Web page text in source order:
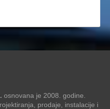
osnovana je 2008. godine.
prodaje, instalacije i